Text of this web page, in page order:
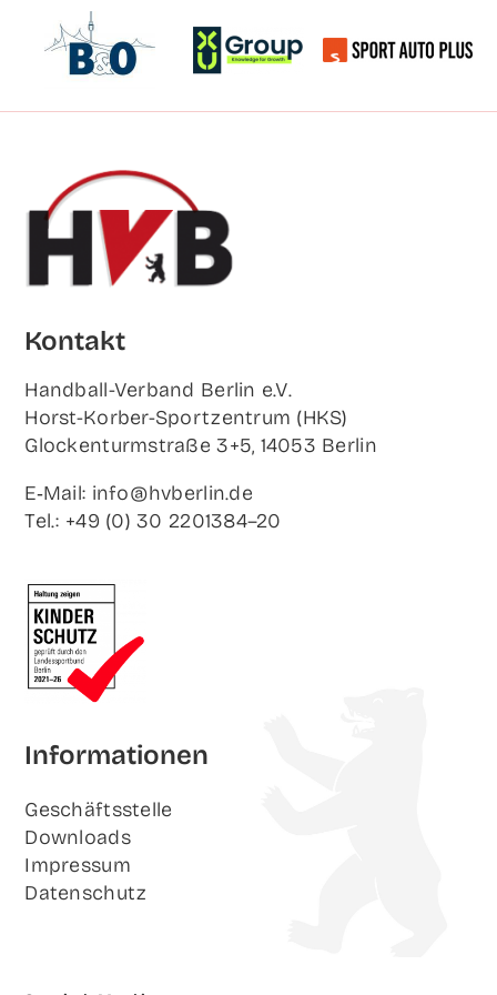
Kon­takt
Hand­ball-Ver­band Ber­lin e.V.
Horst-Korb­er-Sport­zen­trum (HKS)
Glo­cken­turm­stra­ße 3+5, 14053 Berlin
E‑Mail: info@hvberlin.de
Tel.: +49 (0) 30 2201384–20
Infor­ma­tio­nen
Geschäfts­stel­le
Down­loads
Impres­sum
Daten­schutz